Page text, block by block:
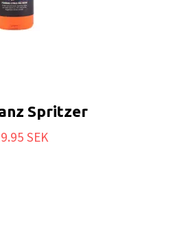
Spritzer
SEK